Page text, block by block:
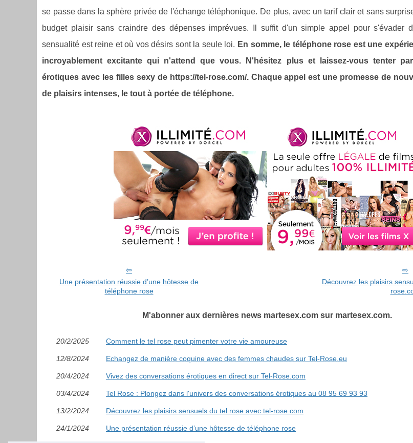
se passe dans la sphère privée de l'échange téléphonique. De plus, avec un tarif clair et sans
budget plaisir sans craindre des dépenses imprévues. Il suffit d'un simple appel pour s'évader
sensualité est reine et où vos désirs sont la seule loi. En somme, le téléphone rose est une
incroyablement excitante qui n'attend que vous. N'hésitez plus et laissez-vous tenter
érotiques avec les filles sexy de https://tel-rose.com/. Chaque appel est une promesse de
de plaisirs intenses, le tout à portée de téléphone.
Une présentation réussie d’une hôtesse de
téléphone rose
Découvrez les plaisirs
M'abonner aux dernières news martesex.com sur martesex.com.
20/2/2025 Comment le tel rose peut pimenter votre vie amoureuse
12/8/2024 Echangez de manière coquine avec des femmes chaudes sur Tel-Rose.eu
20/4/2024 Vivez des conversations érotiques en direct sur Tel-Rose.com
03/4/2024 Tel Rose : Plongez dans l'univers des conversations érotiques au 08 95 69 93 93
13/2/2024 Découvrez les plaisirs sensuels du tel rose avec tel-rose.com
24/1/2024 Une présentation réussie d’une hôtesse de téléphone rose